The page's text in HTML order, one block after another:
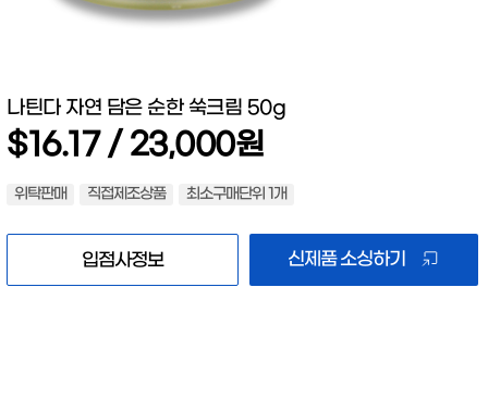
나틴다 자연 담은 순한 쑥크림 50g
$16.17 / 23,000원
위탁판매 직접제조상품 최소구매단위 1개
입점사정보 신제품 소싱하기